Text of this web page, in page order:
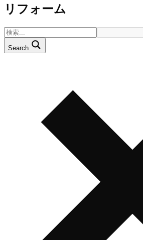
リフォーム
Search